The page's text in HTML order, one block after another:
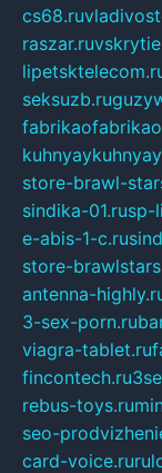
cs68.ru
raszar.ru
seksuzb.ru
store-brawl-
sindika-01.rusp-
e-abis-1-c.ru
store-
antenna-
3-sex-porn.ru
viagra-tablet.ru
fincontech.ru
rebus-toys.ru
seo-
card-voice.ru